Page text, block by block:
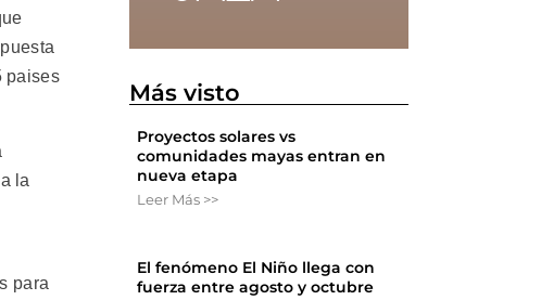
paises
la
para
Más visto
Proyectos solares vs
comunidades mayas entran en
nueva etapa
Leer Más >>
El fenómeno El Niño llega con
fuerza entre agosto y octubre